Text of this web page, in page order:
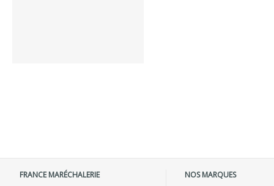
FRANCE MARÉCHALERIE
NOS MARQUES